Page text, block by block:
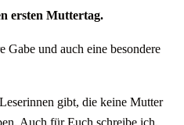
ersten Muttertag.
Gabe und auch eine besondere
gibt, die keine Mutter